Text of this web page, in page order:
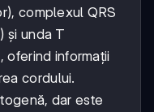
complexul QRS
și unda T
oferind informații
cordului.
dar este